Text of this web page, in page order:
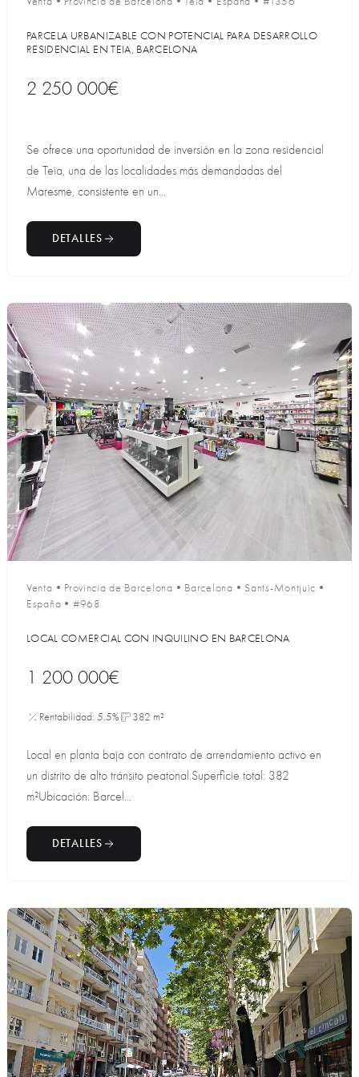
PARCELA URBANIZABLE CON POTENCIAL PARA DESARROLLO
RESIDENCIAL EN TEIA, BARCELONA
2 250 000€
Se ofrece una oportunidad de inversión en la zona residencial
de Teia, una de las localidades más demandadas del
Maresme, consistente en un...
DETALLES
Venta • Provincia de Barcelona • Barcelona • Sants-Montjuic •
España • #968
LOCAL COMERCIAL CON INQUILINO EN BARCELONA
1 200 000€
Rentabilidad: 5.5% 382 m²
Local en planta baja con contrato de arrendamiento activo en
un distrito de alto tránsito peatonal.Superficie total: 382
m²Ubicación: Barcel...
DETALLES